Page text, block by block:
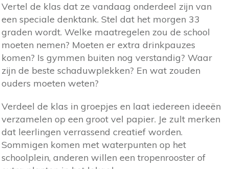
Vertel de klas dat ze vandaag onderdeel zijn van
een speciale denktank. Stel dat het morgen 33
graden wordt. Welke maatregelen zou de school
moeten nemen? Moeten er extra drinkpauzes
komen? Is gymmen buiten nog verstandig? Waar
zijn de beste schaduwplekken? En wat zouden
ouders moeten weten?
Verdeel de klas in groepjes en laat iedereen ideeën
verzamelen op een groot vel papier. Je zult merken
dat leerlingen verrassend creatief worden.
Sommigen komen met waterpunten op het
schoolplein, anderen willen een tropenrooster of